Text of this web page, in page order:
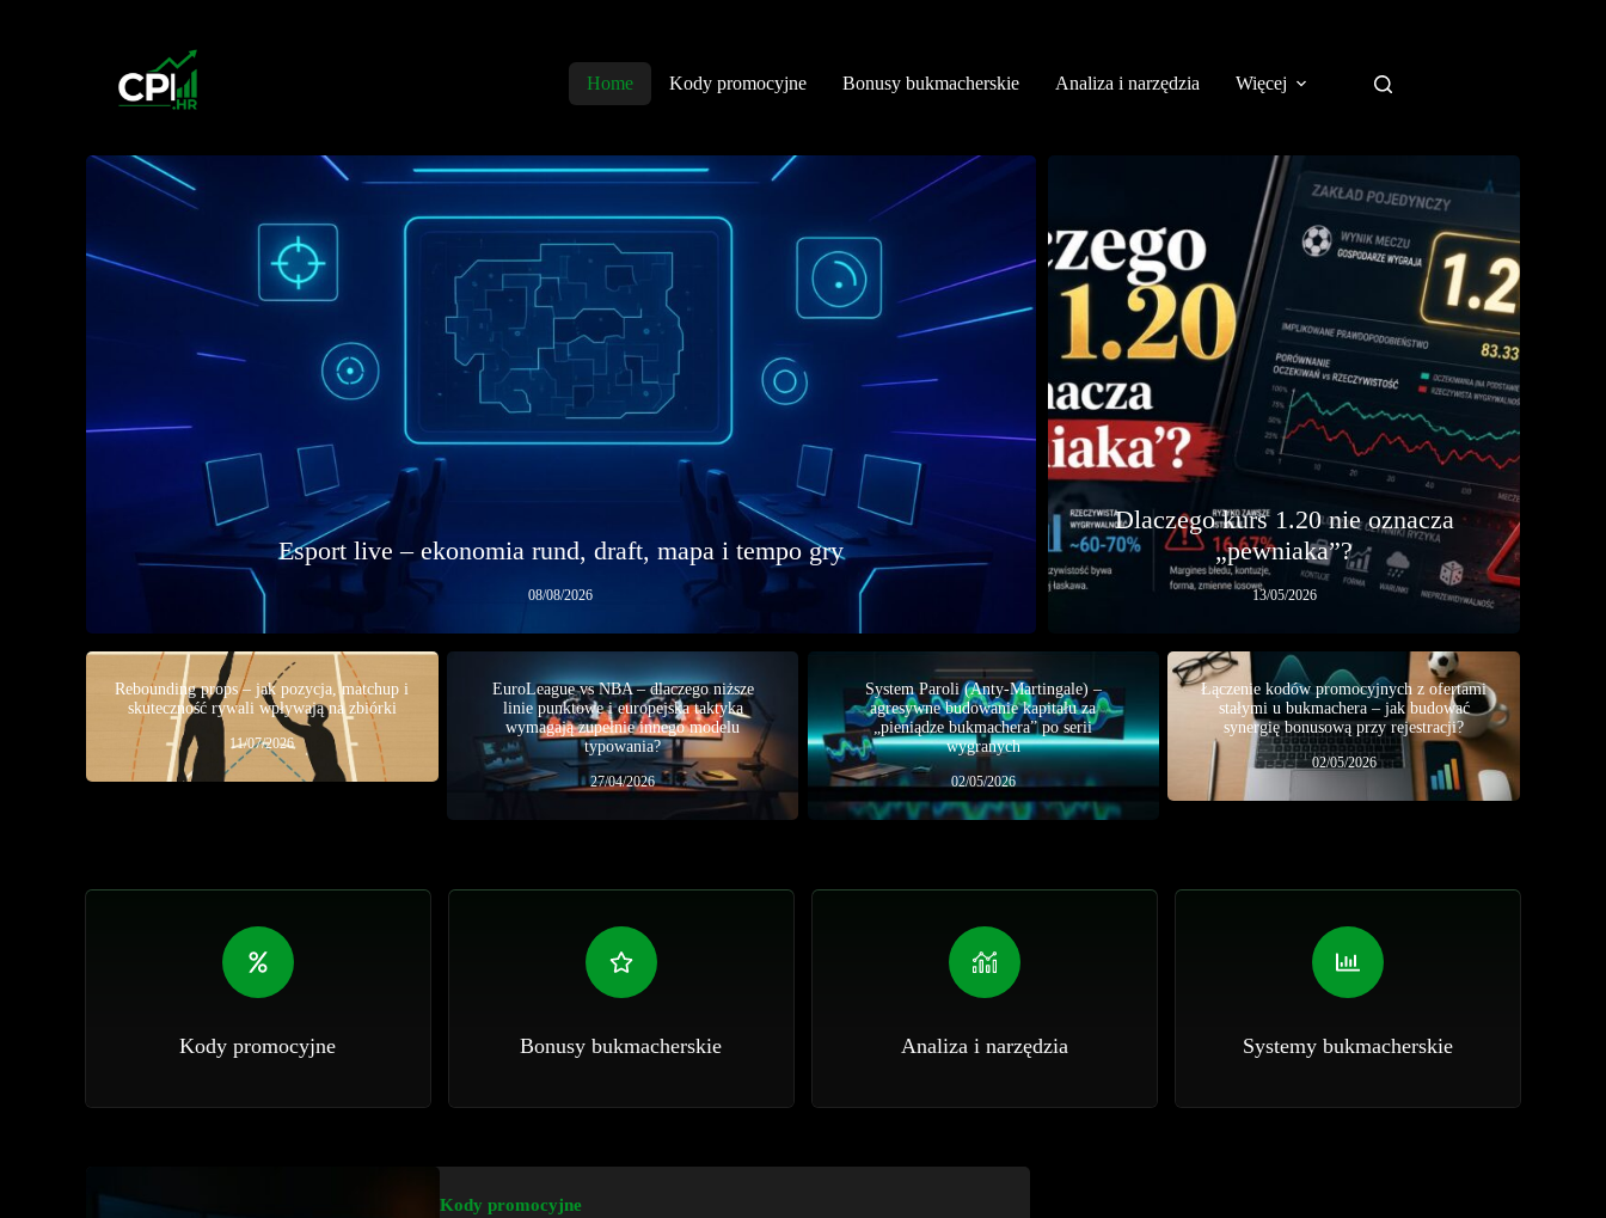
Home
Kody promocyjne Bonusy bukmacherskie Analiza i narzędzia Więcej
Esport live – ekonomia rund, draft, mapa i tempo gry
08/08/2026
Dlaczego kurs 1.20 nie oznacza
„pewniaka”?
13/05/2026
Rebounding props – jak pozycja, matchup i
skuteczność rywali wpływają na zbiórki
11/07/2026
EuroLeague vs NBA – dlaczego niższe
linie punktowe i europejska taktyka
wymagają zupełnie innego modelu
typowania?
27/04/2026
System Paroli (Anty-Martingale) –
agresywne budowanie kapitału za
„pieniądze bukmachera” po serii
wygranych
02/05/2026
Łączenie kodów promocyjnych z ofertami
stałymi u bukmachera – jak budować
synergię bonusową przy rejestracji?
02/05/2026
Kody promocyjne Bonusy bukmacherskie Analiza i narzędzia Systemy bukmacherskie
Kody promocyjne